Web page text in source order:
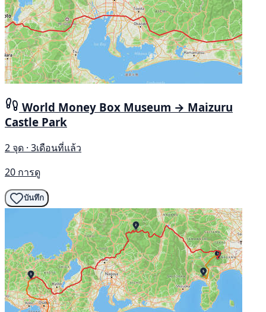
World Money Box Museum → Maizuru
Castle Park
2 จุด · 3เดือนที่แล้ว
20 การดู
บันทึก